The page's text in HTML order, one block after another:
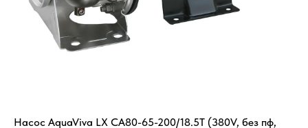
Насос AquaViva LX CA80-65-200/18.5T (380V, без пф,